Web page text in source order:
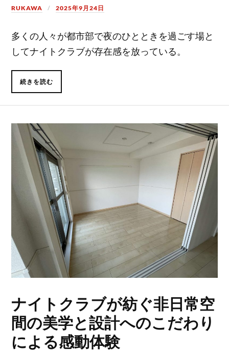
RUKAWA 2025年9月24日
多くの人々が都市部で夜のひとときを過ごす場と
してナイトクラブが存在感を放っている。
続きを読む
ナイトクラブが紡ぐ非日常空
間の美学と設計へのこだわり
による感動体験